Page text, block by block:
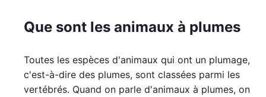
Que sont les animaux à plumes
Toutes les espèces d'animaux qui ont un plumage,
c'est-à-dire des plumes, sont classées parmi les
vertébrés. Quand on parle d'animaux à plumes, on